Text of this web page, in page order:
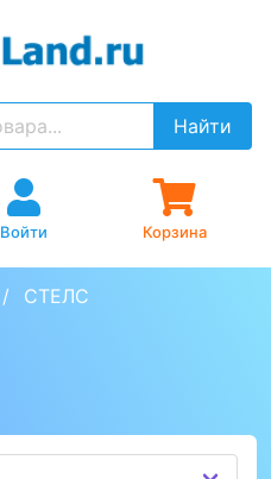
Найти
Войти Корзина
СТЕЛС